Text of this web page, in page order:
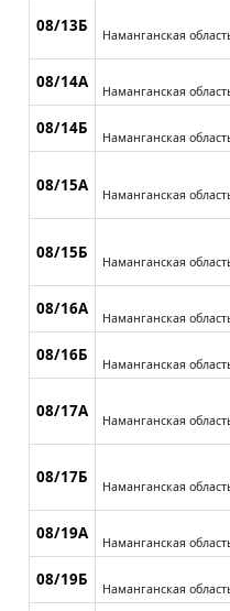
08/13Б Наманганская
08/14А Наманганская
08/14Б Наманганская
08/15А Наманганская
08/15Б Наманганская
08/16А Наманганская
08/16Б Наманганская
08/17А Наманганская
08/17Б Наманганская
08/19А Наманганская
08/19Б Наманганская